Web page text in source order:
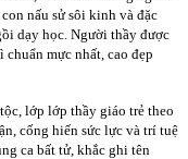
nấu sử sôi kinh và đặc
dạy học. Người thầy được
mực nhất, cao đẹp
lớp lớp thầy giáo trẻ theo
cống hiến sức lực và trí tuệ
ca bất tử, khắc ghi tên